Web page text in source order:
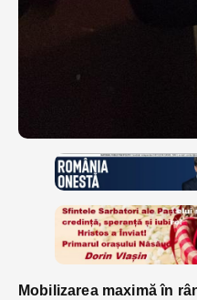
Mobilizarea maximă în